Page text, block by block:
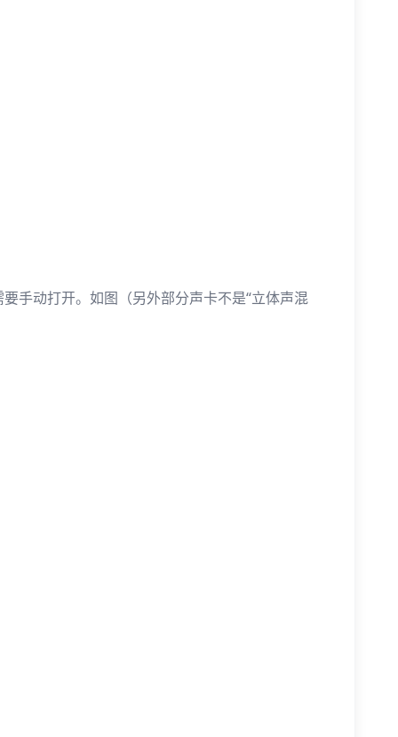
手动打开。如图（另外部分声卡不是“立体声混